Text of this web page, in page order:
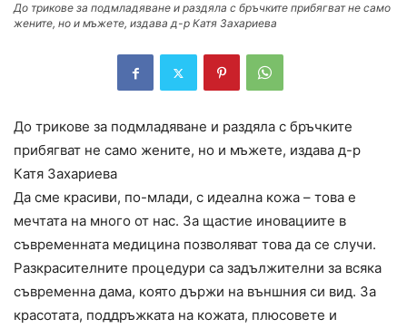
До трикове за подмладяване и раздяла с бръчките прибягват не само
жените, но и мъжете, издава д-р Катя Захариева
До трикове за подмладяване и раздяла с бръчките
прибягват не само жените, но и мъжете, издава д-р
Катя Захариева
Да сме красиви, по-млади, с идеална кожа – това е
мечтата на много от нас. За щастие иновациите в
съвременната медицина позволяват това да се случи.
Разкрасителните процедури са задължителни за всяка
съвременна дама, която държи на външния си вид. За
красотата, поддръжката на кожата, плюсовете и